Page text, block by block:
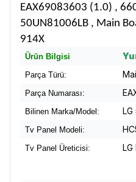
EAX69083603 (1.0) ,
50UN81006LB , Main
914X
Ürün Bilgisi
Parça Türü:
Parça Numarası:
Bilinen Marka/Model: LG
Tv Panel Modeli:
Tv Panel Üreticisi: LG